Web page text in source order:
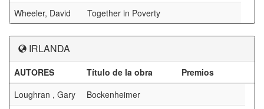
Wheeler, David
Together in Poverty
IRLANDA
AUTORES Título de la obra
Premios
Loughran , Gary
Bockenheimer